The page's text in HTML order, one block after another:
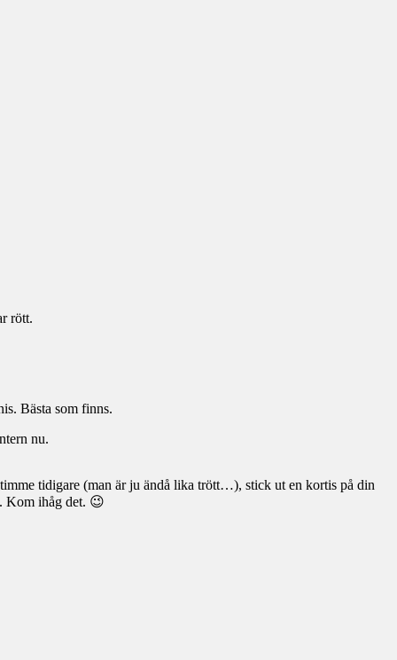
rött.
Bästa som finns.
nu.
tidigare (man är ju ändå lika trött…), stick ut en kortis på din
Kom ihåg det. 😉